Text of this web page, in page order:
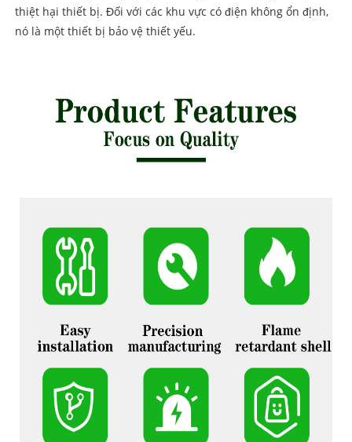
thiệt hại thiết bị. Đối với các khu vực có điện không ổn định,
nó là một thiết bị bảo vệ thiết yếu.